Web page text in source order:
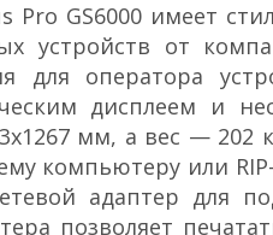
Pro GS6000 имеет
устройств от
для оператора
дисплеем и
мм, а вес —
компьютеру или
адаптер для
позволяет